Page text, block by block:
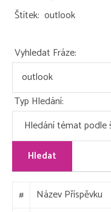
Geoarchiv
X-definice
Naše články a videa
Historie
Štítek: outlook
Vyhledat Fráze:
Typ Hledání:
# Název Příspěvku